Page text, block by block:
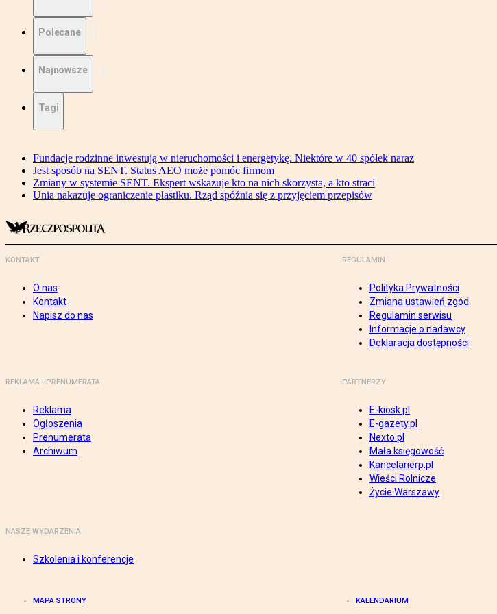
Polecane
Najnowsze
Tagi
Fundacje rodzinne inwestują w nieruchomości i energetykę. Niektóre w 40 spółek naraz
Jest sposób na SENT. Status AEO może pomóc firmom
Zmiany w systemie SENT. Ekspert wskazuje kto na nich skorzysta, a kto straci
Unia nakazuje ograniczenie plastiku. Rząd spóźnia się z przyjęciem przepisów
KONTAKT
O nas
Kontakt
Napisz do nas
REGULAMIN
Polityka Prywatności
Zmiana ustawień zgód
Regulamin serwisu
Informacje o nadawcy
Deklaracja dostępności
REKLAMA I PRENUMERATA
Reklama
Ogłoszenia
Prenumerata
Archiwum
PARTNERZY
E-kiosk.pl
E-gazety.pl
Nexto.pl
Mała księgowość
Kancelarierp.pl
Wieści Rolnicze
Życie Warszawy
NASZE WYDARZENIA
Szkolenia i konferencje
MAPA STRONY KALENDARIUM